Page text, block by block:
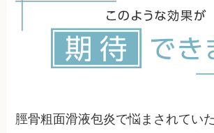
ことが大切です。また、症状の再
しい姿勢を意識することも重要で
意点は治療時にお伝えします。
脛骨粗面滑液包炎で悩まされてい